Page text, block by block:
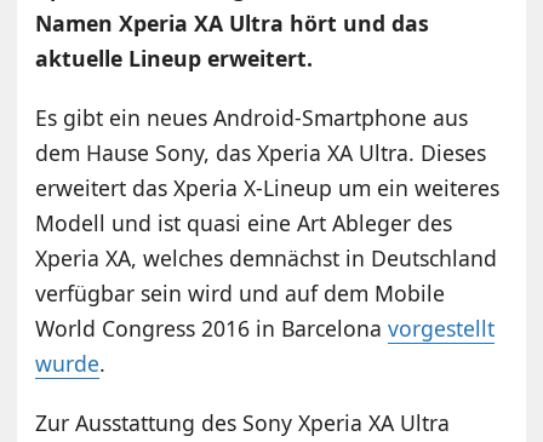
Namen Xperia XA Ultra hört und das
aktuelle Lineup erweitert.
Es gibt ein neues Android-Smartphone aus
dem Hause Sony, das Xperia XA Ultra. Dieses
erweitert das Xperia X-Lineup um ein weiteres
Modell und ist quasi eine Art Ableger des
Xperia XA, welches demnächst in Deutschland
verfügbar sein wird und auf dem Mobile
World Congress 2016 in Barcelonavorgestellt
wurde.
Zur Ausstattung des Sony Xperia XA Ultra